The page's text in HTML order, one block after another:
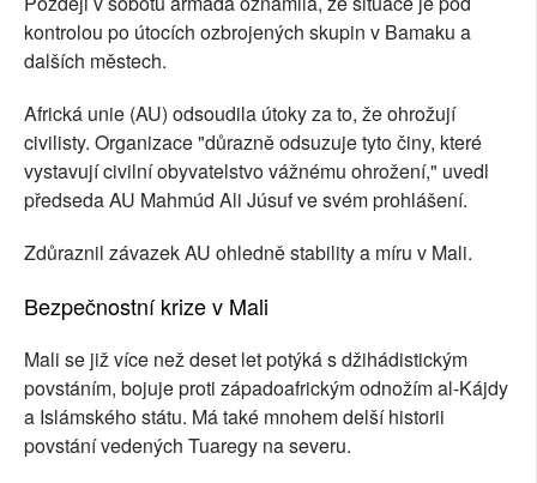
kontrolou po útocích ozbrojených skupin v Bamaku a
dalších městech.
Africká unie (AU) odsoudila útoky za to, že ohrožují
civilisty. Organizace "důrazně odsuzuje tyto činy, které
vystavují civilní obyvatelstvo vážnému ohrožení," uvedl
předseda AU Mahmúd Ali Júsuf ve svém prohlášení.
Zdůraznil závazek AU ohledně stability a míru v Mali.
Bezpečnostní krize v Mali
Mali se již více než deset let potýká s džihádistickým
povstáním, bojuje proti západoafrickým odnožím al-Kájdy
a Islámského státu. Má také mnohem delší historii
povstání vedených Tuaregy na severu.